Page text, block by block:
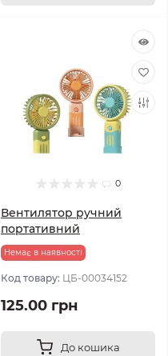
0
Вентилятор ручний
портативний
Немає в наявності
Код товару: ЦБ-00034152
125.00 грн
До кошика